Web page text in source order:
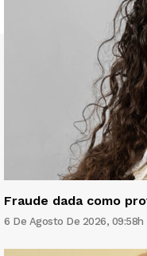
Fraude dada como
6 De Agosto De 2026, 09:58h